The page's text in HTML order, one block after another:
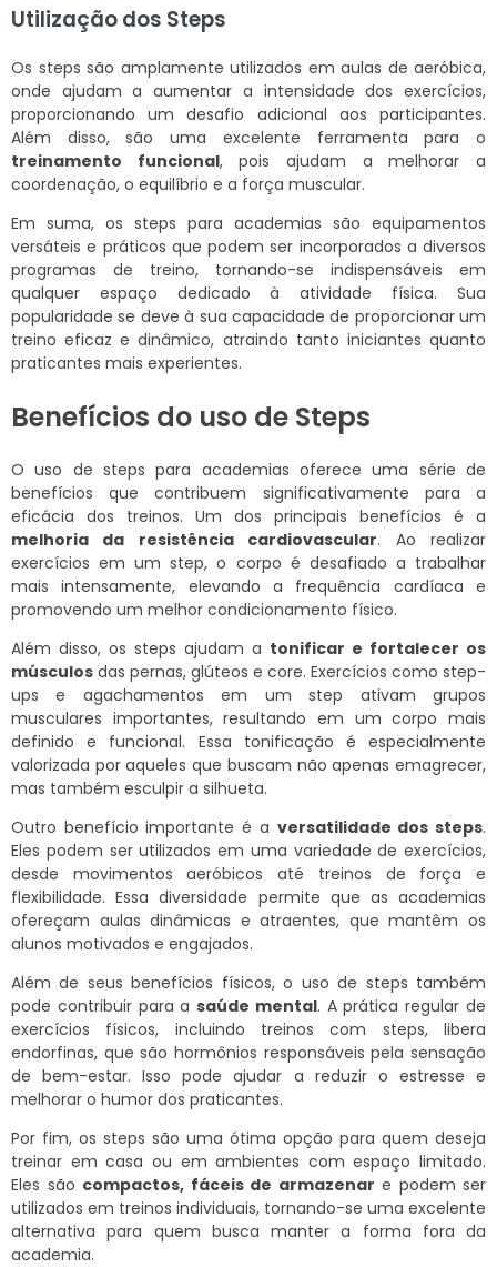
Utilização dos Steps
Os steps são amplamente utilizados em aulas de aeróbica,
onde ajudam a aumentar a intensidade dos exercícios,
proporcionando um desafio adicional aos participantes.
Além disso, são uma excelente ferramenta para o
treinamento funcional, pois ajudam a melhorar a
coordenação, o equilíbrio e a força muscular.
Em suma, os steps para academias são equipamentos
versáteis e práticos que podem ser incorporados a diversos
programas de treino, tornando-se indispensáveis em
qualquer espaço dedicado à atividade física. Sua
popularidade se deve à sua capacidade de proporcionar um
treino eficaz e dinâmico, atraindo tanto iniciantes quanto
praticantes mais experientes.
Benefícios do uso de Steps
O uso de steps para academias oferece uma série de
benefícios que contribuem significativamente para a
eficácia dos treinos. Um dos principais benefícios é a
melhoria da resistência cardiovascular. Ao realizar
exercícios em um step, o corpo é desafiado a trabalhar
mais intensamente, elevando a frequência cardíaca e
promovendo um melhor condicionamento físico.
Além disso, os steps ajudam a tonificar e fortalecer os
músculos das pernas, glúteos e core. Exercícios como step-
ups e agachamentos em um step ativam grupos
musculares importantes, resultando em um corpo mais
definido e funcional. Essa tonificação é especialmente
valorizada por aqueles que buscam não apenas emagrecer,
mas também esculpir a silhueta.
Outro benefício importante é a versatilidade dos steps.
Eles podem ser utilizados em uma variedade de exercícios,
desde movimentos aeróbicos até treinos de força e
flexibilidade. Essa diversidade permite que as academias
ofereçam aulas dinâmicas e atraentes, que mantêm os
alunos motivados e engajados.
Além de seus benefícios físicos, o uso de steps também
pode contribuir para asaúde mental. A prática regular de
exercícios físicos, incluindo treinos com steps, libera
endorfinas, que são hormônios responsáveis pela sensação
de bem-estar. Isso pode ajudar a reduzir o estresse e
melhorar o humor dos praticantes.
Por fim, os steps são uma ótima opção para quem deseja
treinar em casa ou em ambientes com espaço limitado.
Eles são compactos, fáceis de armazenar e podem ser
utilizados em treinos individuais, tornando-se uma excelente
alternativa para quem busca manter a forma fora da
academia.